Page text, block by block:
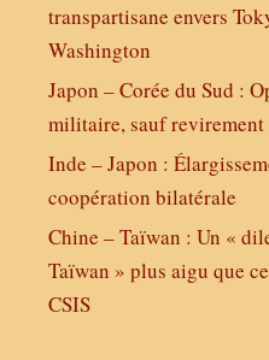
transpartisane envers
Washington
Japon – Corée du Sud :
militaire, sauf
Inde – Japon :
coopération bilatérale
Chine – Taïwan : Un «
Taïwan » plus aigu que
CSIS